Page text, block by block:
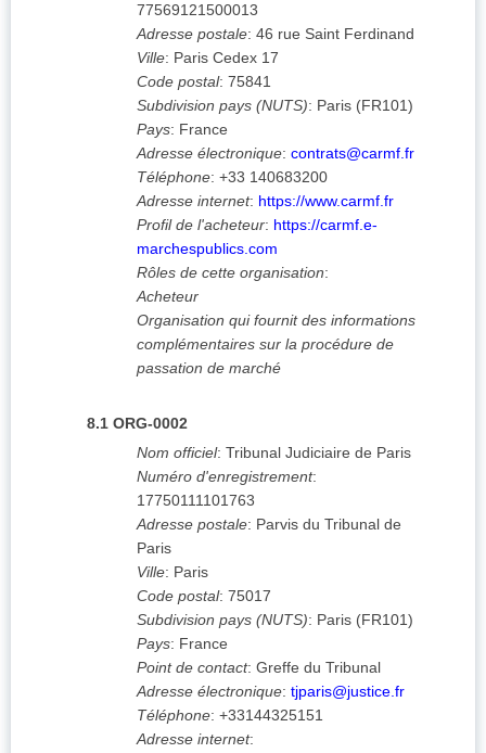
77569121500013
Adresse postale: 46 rue Saint Ferdinand
Ville: Paris Cedex 17
Code postal: 75841
Subdivision pays (NUTS): Paris (FR101)
Pays: France
Adresse électronique: contrats@carmf.fr
Téléphone: +33 140683200
Adresse internet: https://www.carmf.fr
Profil de l'acheteur: https://carmf.e-
marchespublics.com
Rôles de cette organisation:
Acheteur
Organisation qui fournit des informations
complémentaires sur la procédure de
passation de marché
8.1 ORG-0002
Nom officiel: Tribunal Judiciaire de Paris
Numéro d'enregistrement:
17750111101763
Adresse postale: Parvis du Tribunal de
Paris
Ville: Paris
Code postal: 75017
Subdivision pays (NUTS): Paris (FR101)
Pays: France
Point de contact: Greffe du Tribunal
Adresse électronique: tjparis@justice.fr
Téléphone: +33144325151
Adresse internet: